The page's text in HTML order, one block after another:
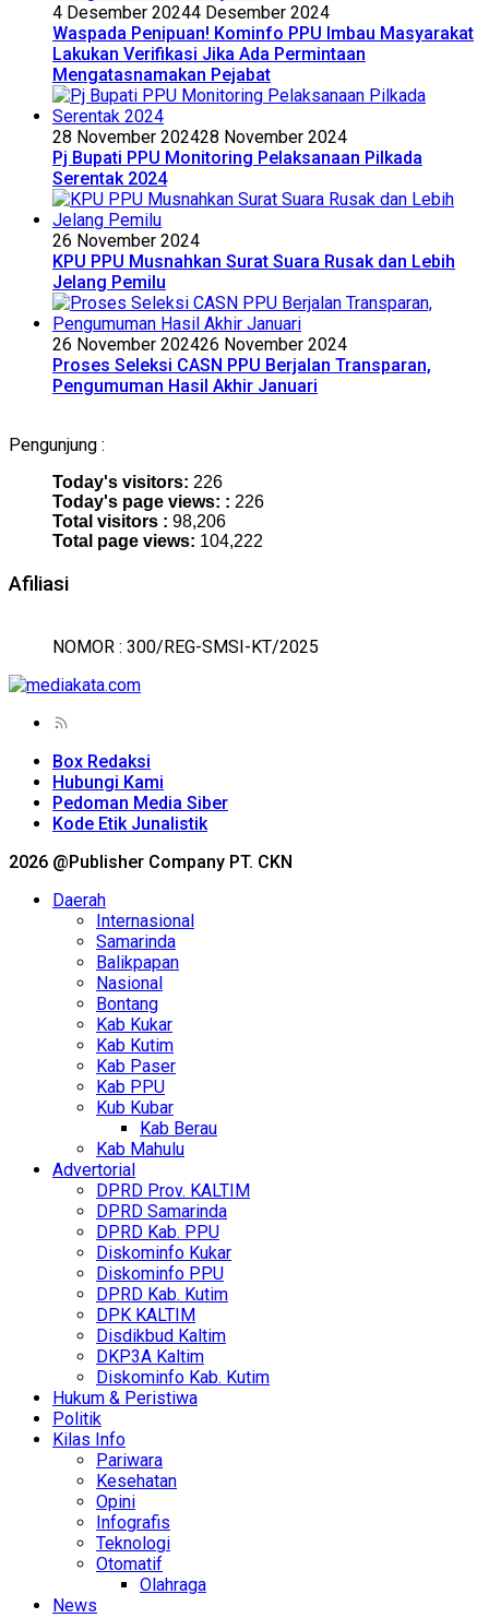
4 Desember 20244 Desember 2024
Waspada Penipuan! Kominfo PPU Imbau Masyarakat
Lakukan Verifikasi Jika Ada Permintaan
Mengatasnamakan Pejabat
28 November 202428 November 2024
Pj Bupati PPU Monitoring Pelaksanaan Pilkada
Serentak 2024
26 November 2024
KPU PPU Musnahkan Surat Suara Rusak dan Lebih
Jelang Pemilu
26 November 202426 November 2024
Proses Seleksi CASN PPU Berjalan Transparan,
Pengumuman Hasil Akhir Januari
Pengunjung :
Today's visitors: 226
Today's page views: : 226
Total visitors : 98,206
Total page views: 104,222
Afiliasi
NOMOR : 300/REG-SMSI-KT/2025
Box Redaksi
Hubungi Kami
Pedoman Media Siber
Kode Etik Junalistik
2026 @Publisher Company PT. CKN
Daerah
Internasional
Samarinda
Balikpapan
Nasional
Bontang
Kab Kukar
Kab Kutim
Kab Paser
Kab PPU
Kub Kubar
Kab Berau
Kab Mahulu
Advertorial
DPRD Prov. KALTIM
DPRD Samarinda
DPRD Kab. PPU
Diskominfo Kukar
Diskominfo PPU
DPRD Kab. Kutim
DPK KALTIM
Disdikbud Kaltim
DKP3A Kaltim
Diskominfo Kab. Kutim
Hukum & Peristiwa
Politik
Kilas Info
Pariwara
Kesehatan
Opini
Infografis
Teknologi
Otomatif
Olahraga
News